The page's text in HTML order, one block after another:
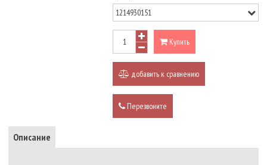
Купить
добавить к сравнению
Перезвоните
Описание